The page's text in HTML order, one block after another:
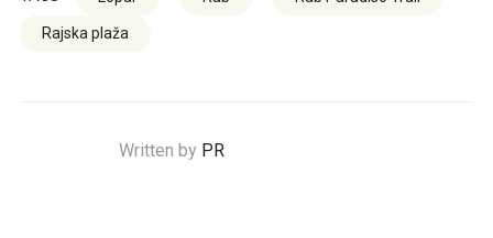
Rajska plaža
Written by PR